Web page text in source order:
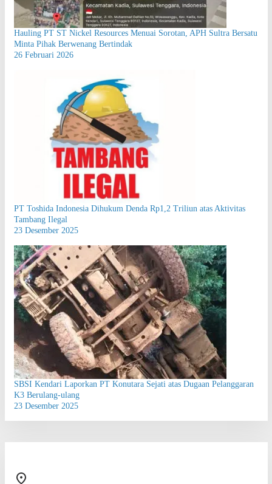
Hauling PT ST Nickel Resources Menuai Sorotan, APH Sultra Bersatu
Minta Pihak Berwenang Bertindak
26 Februari 2026
PT Toshida Indonesia Dihukum Denda Rp1,2 Triliun atas Aktivitas
Tambang Ilegal
23 Desember 2025
SBSI Kendari Laporkan PT Konutara Sejati atas Dugaan Pelanggaran
K3 Berulang-ulang
23 Desember 2025